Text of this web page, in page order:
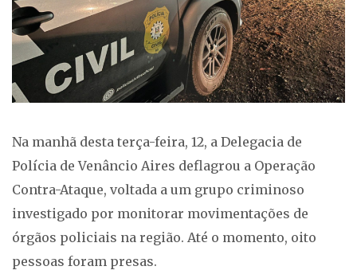
Na manhã desta terça-feira, 12, a Delegacia de
Polícia de Venâncio Aires deflagrou a Operação
Contra-Ataque, voltada a um grupo criminoso
investigado por monitorar movimentações de
órgãos policiais na região. Até o momento, oito
pessoas foram presas.